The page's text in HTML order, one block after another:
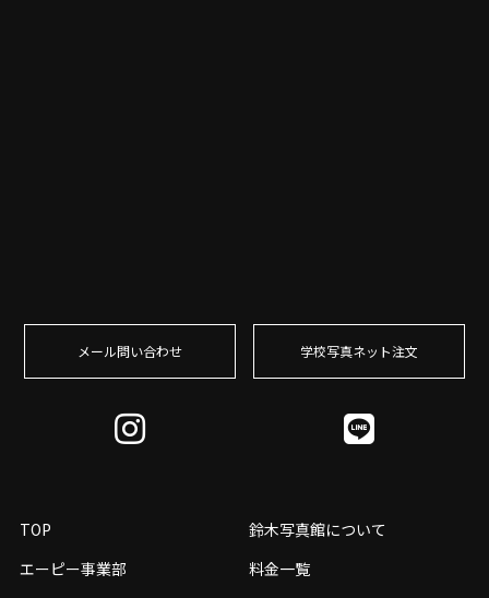
メール問い合わせ 学校写真ネット注⽂
TOP
鈴木写真館について
エーピー事業部
料金一覧